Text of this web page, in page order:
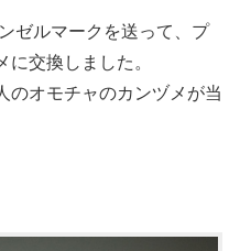
ゼルマークを送って、プ
交換しました。
のオモチャのカンヅメが当